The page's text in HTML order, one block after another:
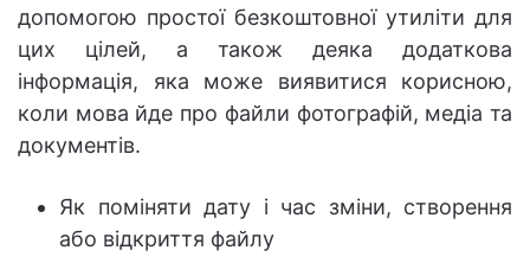
допомогою простої безкоштовної утиліти для
цих цілей, а також деяка додаткова
інформація, яка може виявитися корисною,
коли мова йде про файли фотографій, медіа та
документів.
Як поміняти дату і час зміни, створення
або відкриття файлу